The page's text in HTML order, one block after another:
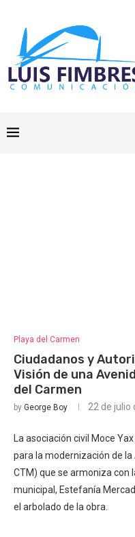
Playa del Carmen
Ciudadanos y
Visión de una
del Carmen
by George Boy 22 de julio
La asociación civil Moce
para la modernización de
CTM) que se armoniza con
municipal, Estefanía
el arbolado de la obra.